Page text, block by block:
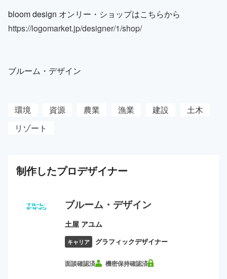
bloom design オンリー・ショップはこちらから
https://logomarket.jp/designer/1/shop/
ブルーム・デザイン
環境 資源 農業 漁業 建設
土木
リゾート
制作したプロデザイナー
ブルーム・デザイン
土屋 アユム
キャリア グラフィックデザイナー
面談確認済 機密保持確認済